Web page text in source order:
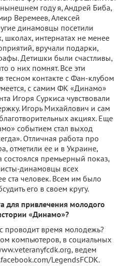
году я, Андрей Биба,
Веремеев, Алексей
динамовцы посетили
школах, интернатах не менее
вручали подарки,
Детишки были счастливы,
о них помнят. Все эти
тесном контакте с Фан-клубом
с самим ФК «Динамо»
Игоря Суркиса чувствовали
Игорь Михайлович и сам
акциях. Еще
событием стал выход
Отличная работа про
отметили ее и в Украине,
премьерный показ,
динамовцы всех
ста человек. Всем им было
его в своем кругу.
для привлечения молодого
«Динамо»?
проводит время молодежь?
компьютеров, в социальных
ведем
LegendsFCDK.